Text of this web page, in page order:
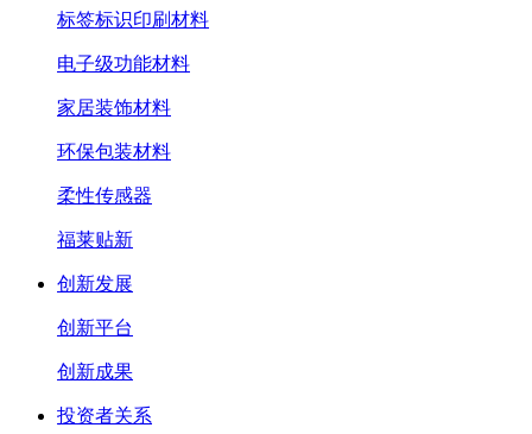
标签标识印刷材料
电子级功能材料
家居装饰材料
环保包装材料
柔性传感器
福莱贴新
创新发展
创新平台
创新成果
投资者关系